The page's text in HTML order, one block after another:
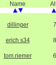
Name
dillinger
erich s34
tom.riemer